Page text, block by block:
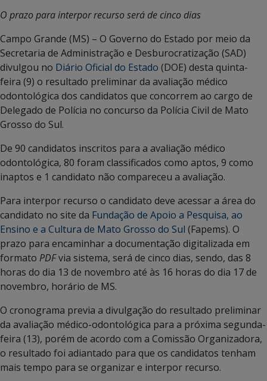
O prazo para interpor recurso será de cinco dias
Campo Grande (MS) – O Governo do Estado por meio da
Secretaria de Administração e Desburocratização (SAD)
divulgou no Diário Oficial do Estado (DOE) desta quinta-
feira (9) o resultado preliminar da avaliação médico
odontológica dos candidatos que concorrem ao cargo de
Delegado de Polícia no concurso da Polícia Civil de Mato
Grosso do Sul.
De 90 candidatos inscritos para a avaliação médico
odontológica, 80 foram classificados como aptos, 9 como
inaptos e 1 candidato não compareceu a avaliação.
Para interpor recurso o candidato deve acessar a área do
candidato no site da Fundação de Apoio a Pesquisa, ao
Ensino e a Cultura de Mato Grosso do Sul (Fapems). O
prazo para encaminhar a documentação digitalizada em
formato PDFvia sistema, será de cinco dias, sendo, das 8
horas do dia 13 de novembro até às 16 horas do dia 17 de
novembro, horário de MS.
O cronograma previa a divulgação do resultado preliminar
da avaliação médico-odontológica para a próxima segunda-
feira (13), porém de acordo com a Comissão Organizadora,
o resultado foi adiantado para que os candidatos tenham
mais tempo para se organizar e interpor recurso.